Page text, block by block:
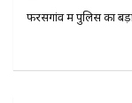
फरसगांव में पुलिस का